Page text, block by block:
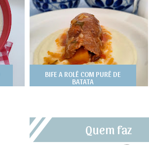
BIFE A ROLÊ COM PURÊ DE
BATATA
Quem faz